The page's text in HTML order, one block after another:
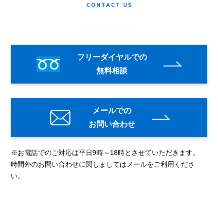
CONTACT US
フリーダイヤルでの
無料相談
メールでの
お問い合わせ
※お電話でのご対応は平日9時～18時とさせていただきます。
時間外のお問い合わせに関しましてはメールをご利用くださ
い。